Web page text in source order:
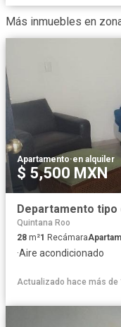
Más inmuebles en
Apartamento·en alquiler
$ 5,500 MXN
Quintana Roo
28 m²1 Recámara
·Aire acondicionado
Actualizado hace más de